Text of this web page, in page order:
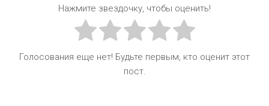
Нажмите звездочку, чтобы оценить!
Голосования еще нет! Будьте первым, кто оценит этот
пост.